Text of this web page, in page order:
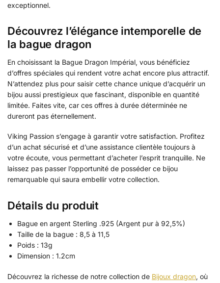
exceptionnel.
Découvrez l’élégance intemporelle de
la bague dragon
En choisissant la Bague Dragon Impérial, vous bénéficiez
d’offres spéciales qui rendent votre achat encore plus attractif.
N’attendez plus pour saisir cette chance unique d’acquérir un
bijou aussi prestigieux que fascinant, disponible en quantité
limitée. Faites vite, car ces offres à durée déterminée ne
dureront pas éternellement.
Viking Passion s’engage à garantir votre satisfaction. Profitez
d’un achat sécurisé et d’une assistance clientèle toujours à
votre écoute, vous permettant d’acheter l’esprit tranquille. Ne
laissez pas passer l’opportunité de posséder ce bijou
remarquable qui saura embellir votre collection.
Détails du produit
Bague en argent Sterling .925 (Argent pur à 92,5%)
Taille de la bague : 8,5 à 11,5
Poids : 13g
Dimension : 1.2cm
Découvrez la richesse de notre collection de Bijoux dragon, où